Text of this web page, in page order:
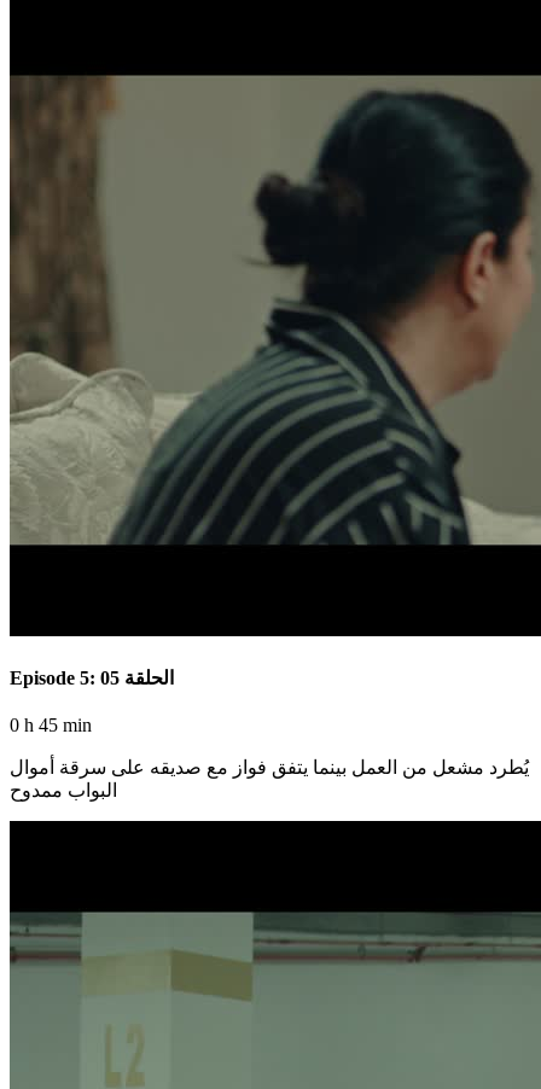
Episode 5: الحلقة 05
0 h 45 min
يُطرد مشعل من العمل بينما يتفق فواز مع صديقه على سرقة أموال
البواب ممدوح